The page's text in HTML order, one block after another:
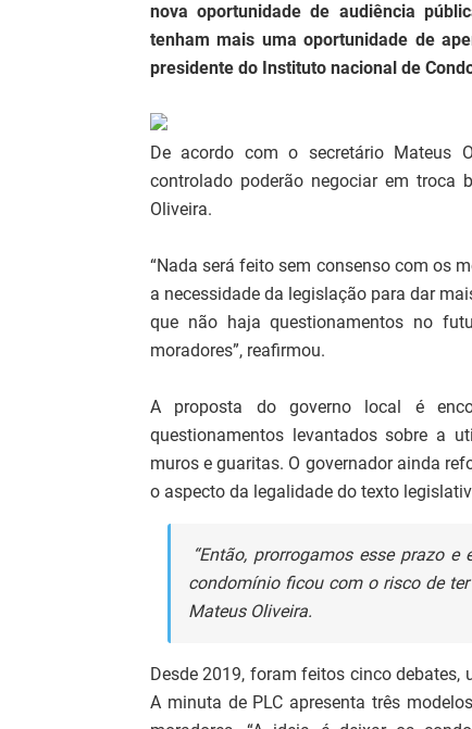
nova oportunidade de audiência
tenham mais uma oportunidade de
presidente do Instituto nacional de
De acordo com o secretário Mateus
controlado poderão negociar em troca
Oliveira.
“Nada será feito sem consenso com os
a necessidade da legislação para dar
que não haja questionamentos no
moradores”, reafirmou.
A proposta do governo local é
questionamentos levantados sobre a
muros e guaritas. O governador ainda
o aspecto da legalidade do texto
“Então, prorrogamos esse prazo
condomínio ficou com o risco de
Mateus Oliveira.
Desde 2019, foram feitos cinco
A minuta de PLC apresenta três